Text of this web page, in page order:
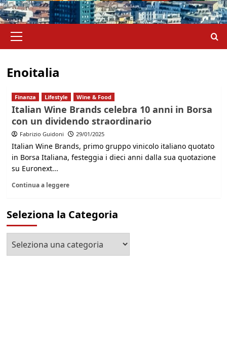
principale
Enoitalia
Finanza Lifestyle Wine & Food
Italian Wine Brands celebra 10 anni in Borsa
con un dividendo straordinario
Fabrizio Guidoni 29/01/2025
Italian Wine Brands, primo gruppo vinicolo italiano quotato
in Borsa Italiana, festeggia i dieci anni dalla sua quotazione
su Euronext...
Continua a leggere
Seleziona la Categoria
la